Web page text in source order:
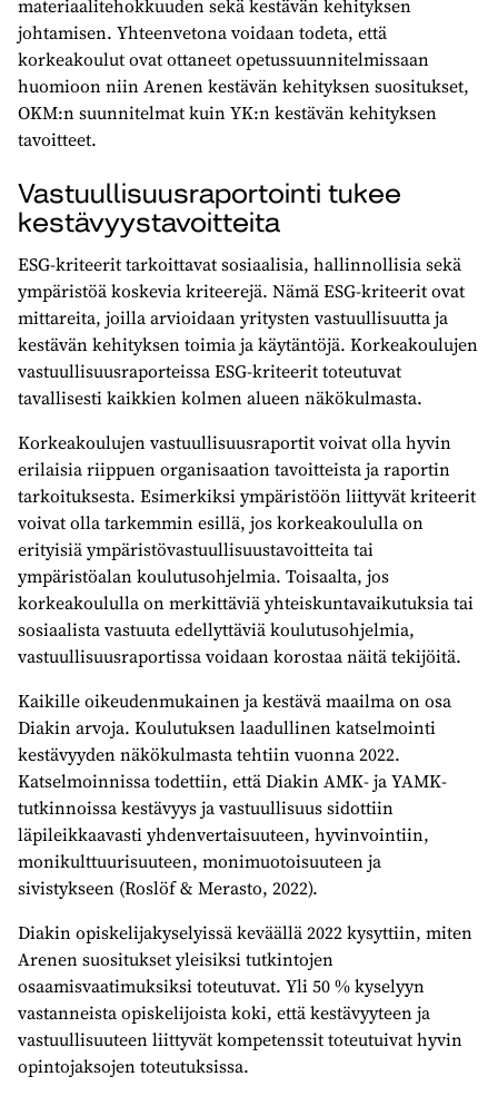
materiaalitehokkuuden sekä kestävän kehityksen
johtamisen. Yhteenvetona voidaan todeta, että
korkeakoulut ovat ottaneet opetussuunnitelmissaan
huomioon niin Arenen kestävän kehityksen suositukset,
OKM:n suunnitelmat kuin YK:n kestävän kehityksen
tavoitteet.
Vastuullisuusraportointi tukee
kestävyystavoitteita
ESG-kriteerit tarkoittavat sosiaalisia, hallinnollisia sekä
ympäristöä koskevia kriteerejä. Nämä ESG-kriteerit ovat
mittareita, joilla arvioidaan yritysten vastuullisuutta ja
kestävän kehityksen toimia ja käytäntöjä. Korkeakoulujen
vastuullisuusraporteissa ESG-kriteerit toteutuvat
tavallisesti kaikkien kolmen alueen näkökulmasta.
Korkeakoulujen vastuullisuusraportit voivat olla hyvin
erilaisia riippuen organisaation tavoitteista ja raportin
tarkoituksesta. Esimerkiksi ympäristöön liittyvät kriteerit
voivat olla tarkemmin esillä, jos korkeakoululla on
erityisiä ympäristövastuullisuustavoitteita tai
ympäristöalan koulutusohjelmia. Toisaalta, jos
korkeakoululla on merkittäviä yhteiskuntavaikutuksia tai
sosiaalista vastuuta edellyttäviä koulutusohjelmia,
vastuullisuusraportissa voidaan korostaa näitä tekijöitä.
Kaikille oikeudenmukainen ja kestävä maailma on osa
Diakin arvoja. Koulutuksen laadullinen katselmointi
kestävyyden näkökulmasta tehtiin vuonna 2022.
Katselmoinnissa todettiin, että Diakin AMK- ja YAMK-
tutkinnoissa kestävyys ja vastuullisuus sidottiin
läpileikkaavasti yhdenvertaisuuteen, hyvinvointiin,
monikulttuurisuuteen, monimuotoisuuteen ja
sivistykseen (Roslöf & Merasto, 2022).
Diakin opiskelijakyselyissä keväällä 2022 kysyttiin, miten
Arenen suositukset yleisiksi tutkintojen
osaamisvaatimuksiksi toteutuvat. Yli 50 % kyselyyn
vastanneista opiskelijoista koki, että kestävyyteen ja
vastuullisuuteen liittyvät kompetenssit toteutuivat hyvin
opintojaksojen toteutuksissa.